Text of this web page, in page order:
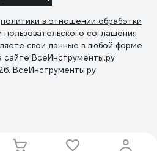
политики в отношении обработки
пользовательского соглашения
свои данные в любой форме
сайте ВсеИнструменты.ру
ВсеИнструменты.ру